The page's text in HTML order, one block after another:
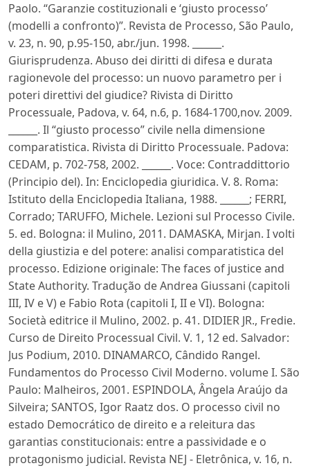
Paolo. “Garanzie costituzionali e ‘giusto processo’
(modelli a confronto)”. Revista de Processo, São Paulo,
v. 23, n. 90, p.95-150, abr./jun. 1998. ______.
Giurisprudenza. Abuso dei diritti di difesa e durata
ragionevole del processo: un nuovo parametro per i
poteri direttivi del giudice? Rivista di Diritto
Processuale, Padova, v. 64, n.6, p. 1684-1700,nov. 2009.
______. Il “giusto processo” civile nella dimensione
comparatistica. Rivista di Diritto Processuale. Padova:
CEDAM, p. 702-758, 2002. ______. Voce: Contraddittorio
(Principio del). In: Enciclopedia giuridica. V. 8. Roma:
Istituto della Enciclopedia Italiana, 1988. ______; FERRI,
Corrado; TARUFFO, Michele. Lezioni sul Processo Civile.
5. ed. Bologna: il Mulino, 2011. DAMASKA, Mirjan. I volti
della giustizia e del potere: analisi comparatistica del
processo. Edizione originale: The faces of justice and
State Authority. Tradução de Andrea Giussani (capitoli
III, IV e V) e Fabio Rota (capitoli I, II e VI). Bologna:
Società editrice il Mulino, 2002. p. 41. DIDIER JR., Fredie.
Curso de Direito Processual Civil. V. 1, 12 ed. Salvador:
Jus Podium, 2010. DINAMARCO, Cândido Rangel.
Fundamentos do Processo Civil Moderno. volume I. São
Paulo: Malheiros, 2001. ESPINDOLA, Ângela Araújo da
Silveira; SANTOS, Igor Raatz dos. O processo civil no
estado Democrático de direito e a releitura das
garantias constitucionais: entre a passividade e o
protagonismo judicial. Revista NEJ - Eletrônica, v. 16, n.